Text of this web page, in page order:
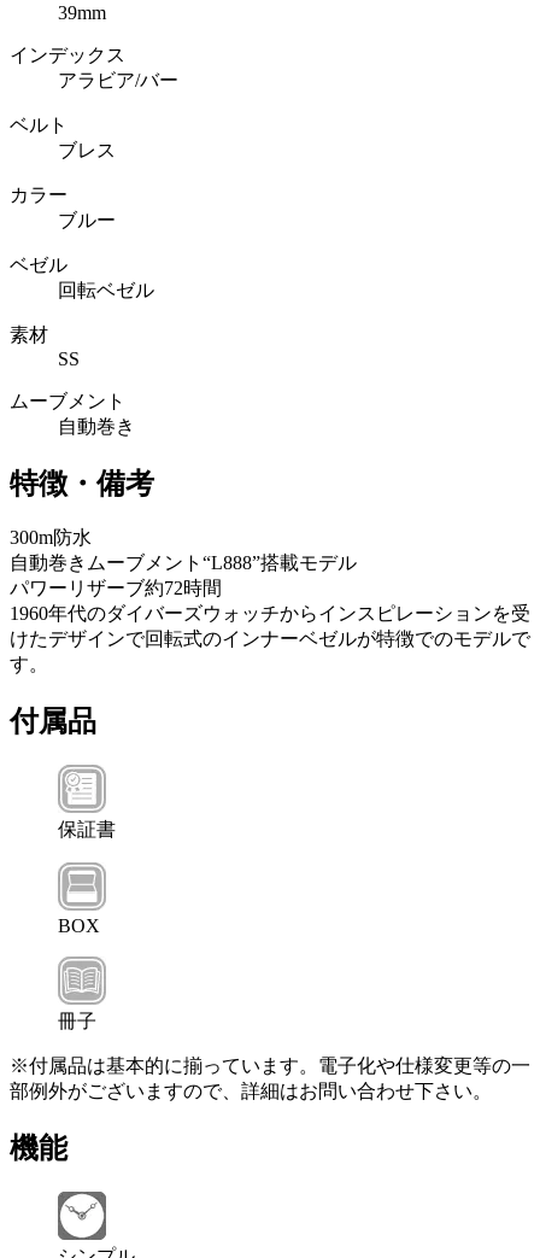
39mm
インデックス
アラビア/バー
ベルト
ブレス
カラー
ブルー
ベゼル
回転ベゼル
素材
SS
ムーブメント
自動巻き
特徴・備考
300m防水
自動巻きムーブメント“L888”搭載モデル
パワーリザーブ約72時間
1960年代のダイバーズウォッチからインスピレーションを受
けたデザインで回転式のインナーベゼルが特徴でのモデルで
す。
付属品
保証書
BOX
冊子
※付属品は基本的に揃っています。電子化や仕様変更等の一
部例外がございますので、詳細はお問い合わせ下さい。
機能